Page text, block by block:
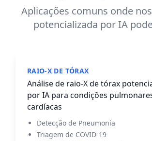
Aplicações comuns onde
potencializada por IA
RAIO-X DE TÓRAX
Análise de raio-X de tórax
por IA para condições
cardíacas
Detecção de Pneumonia
Triagem de COVID-19